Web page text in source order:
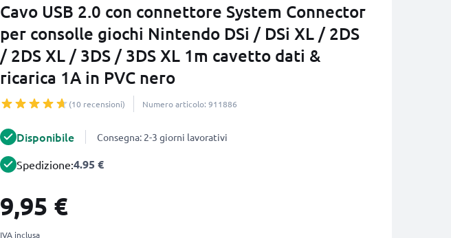
Cavo USB 2.0 con connettore System Connector
per consolle giochi Nintendo DSi / DSi XL / 2DS
/ 2DS XL / 3DS / 3DS XL 1m cavetto dati &
ricarica 1A in PVC nero
(10 recensioni) Numero articolo: 911886
Disponibile Consegna: 2-3 giorni lavorativi
Spedizione:4.95 €
9,95 €
IVA inclusa